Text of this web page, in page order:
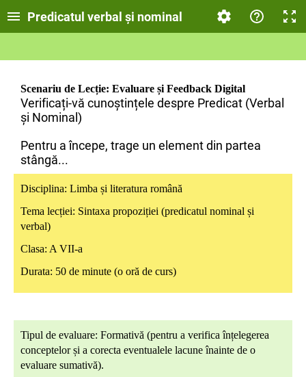
Predicatul verbal și nominal
Scenariu de Lecție: Evaluare și Feedback Digital
Verificați-vă cunoștințele despre Predicat (Verbal
și Nominal)
Pentru a începe, trage un element din partea
stângă...
Disciplina: Limba și literatura română
Tema lecției: Sintaxa propoziției (predicatul nominal și
verbal)
Clasa: A VII-a
Durata: 50 de minute (o oră de curs)
Tipul de evaluare: Formativă (pentru a verifica înțelegerea
conceptelor și a corecta eventualele lacune înainte de o
evaluare sumativă).